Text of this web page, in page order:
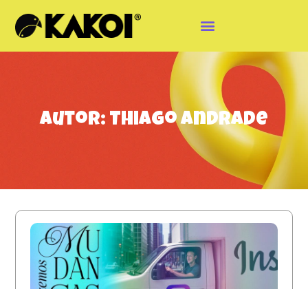
Autor: Thiago Andrade